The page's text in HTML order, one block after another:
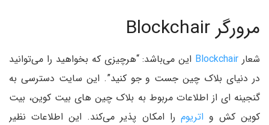
مرورگر Blockchair
شعار Blockchair این می‌باشد: “هرچیزی که بخواهید را می‌توانید
در دنیای بلاک چین جست و جو کنید”. این سایت دسترسی به
گنجینه ای از اطلاعات مربوط به بلاک چین های بیت کوین، بیت
کوین کش و اتریوم را امکان پذیر می‌کند. این اطلاعات نظیر